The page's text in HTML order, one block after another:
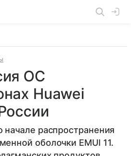
ОС
Huawei
начале распространения
оболочки EMUI 11.